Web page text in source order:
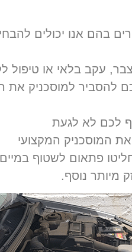
בהם אנו יכולים
עקב בלאי או טיפול
להסביר למוסכניק את
לכם לא לגעת
המוסכניק המקצועי
פתאום לשטוף במיים
מיותר נוסף.